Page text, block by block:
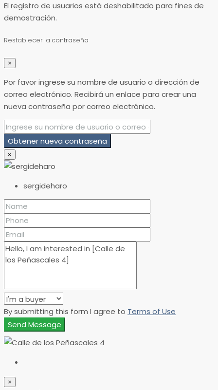
El registro de usuarios está deshabilitado para fines de
demostración.
Restablecer la contraseña
×
Por favor ingrese su nombre de usuario o dirección de
correo electrónico. Recibirá un enlace para crear una
nueva contraseña por correo electrónico.
Obtener nueva contraseña
×
sergideharo
By submitting this form I agree to Terms of Use
Send Message
×